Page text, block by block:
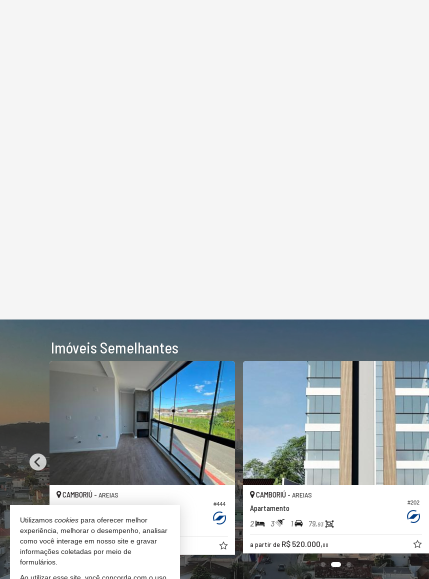
Imóveis Semelhantes
#316 #444
CAMBORIÚ - AREIAS
2 2 1 6.997,
R$ 499.000,
#202
CAMBORIÚ -AREIAS
Apartamento
2 3 1 79,93
a partir de R$ 520.000,00
Utilizamos cookies para oferecer melhor
experiência, melhorar o desempenho, analisar
como você interage em nosso site e gravar
informações coletadas por meio de
formulários.